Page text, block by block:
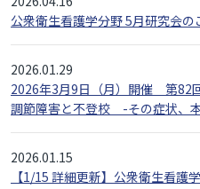
公衆衛生看護学分野 5月研究会の
2026.01.29
2026年3月9日（月）開催 第82
調節障害と不登校 -その症状、本
2026.01.15
【1/15 詳細更新】公衆衛生看護